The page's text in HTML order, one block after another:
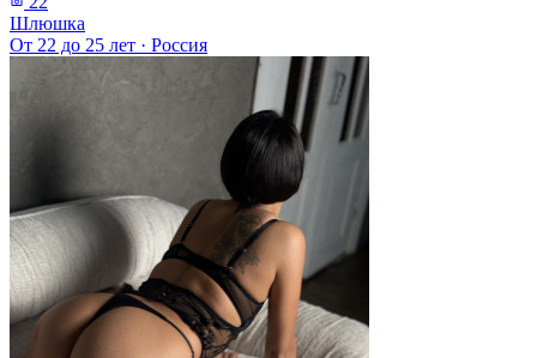
Шлюшка
От 22 до 25 лет · Россия